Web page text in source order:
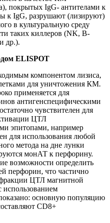
покрытых IgG- антителами к
к IgG, разрушают (лизируют)
в культуральную среду
таких киллеров (NK, В-
др.).
ELISPOT
компонентом лизиса,
для уничтожения КМ.
применяется для
антигенспецифическими
чувствителен для
ЦТЛ
эпитопами, например
для использования любой
метода на дне лунки
монАТ к перфорину.
возможности определить
перфорин, что частично
ЦТЛ магнитной
использованием
основную популяцию
CD8+